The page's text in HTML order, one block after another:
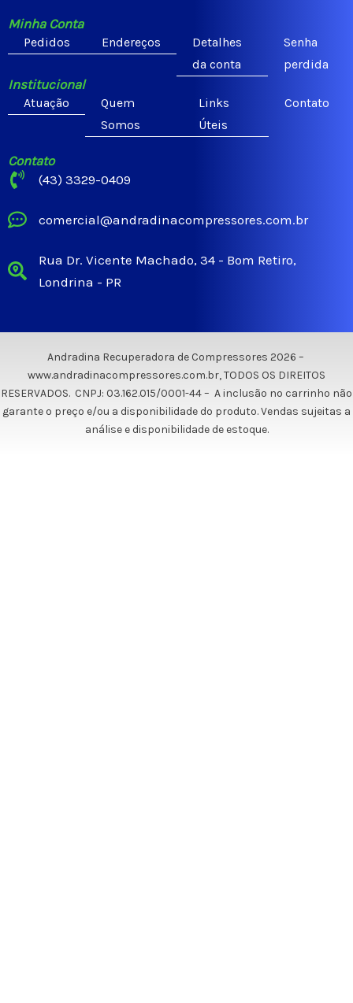
Minha Conta
Pedidos Endereços
Detalhes
da conta
Senha
perdida
Institucional
Atuação
Quem
Somos
Links
Úteis
Contato
Contato
(43) 3329-0409
comercial@andradinacompressores.com.br
Rua Dr. Vicente Machado, 34 - Bom Retiro,
Londrina - PR
Andradina Recuperadora de Compressores 2026 –
www.andradinacompressores.com.br, TODOS OS DIREITOS
RESERVADOS. CNPJ: 03.162.015/0001-44 – A inclusão no carrinho não
garante o preço e/ou a disponibilidade do produto. Vendas sujeitas a
análise e disponibilidade de estoque.